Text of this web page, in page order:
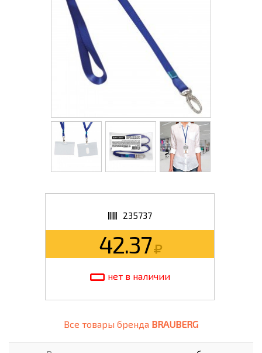
235737
42.37
нет в наличии
Все товары бренда BRAUBERG